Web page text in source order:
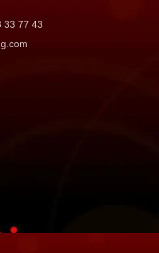
33 77 43